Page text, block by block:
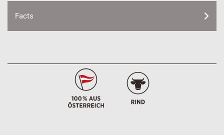
Facts